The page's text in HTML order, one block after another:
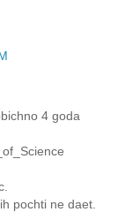
4 goda
pochti ne daet.